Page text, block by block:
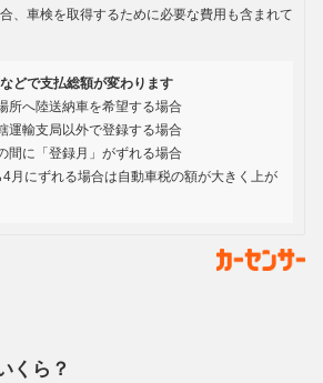
、車検を取得するために必要な費用も含まれて
どで支払総額が変わります
所へ陸送納車を希望する場合
運輸支局以外で登録する場合
間に「登録月」がずれる場合
4月にずれる場合は自動車税の額が大きく上が
くら？